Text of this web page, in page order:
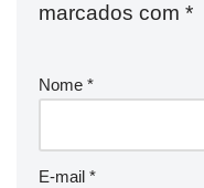
marcados com *
Nome *
E-mail *